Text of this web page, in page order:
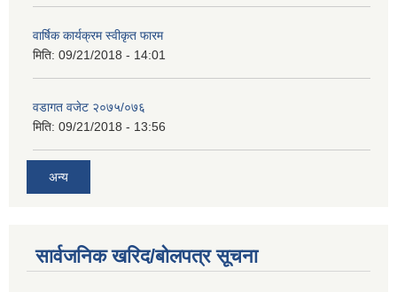
वार्षिक कार्यक्रम स्वीकृत फारम
मिति: 09/21/2018 - 14:01
वडागत वजेट २०७५/०७६
मिति: 09/21/2018 - 13:56
अन्य
सार्वजनिक खरिद/बोलपत्र सूचना